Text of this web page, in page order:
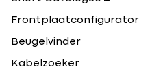
Frontplaatconfigurator
Beugelvinder
Kabelzoeker